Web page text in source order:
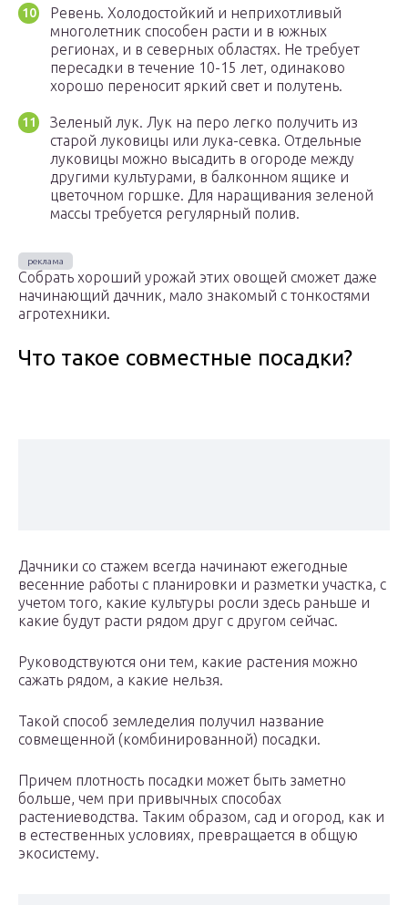
Ревень. Холодостойкий и неприхотливый
многолетник способен расти и в южных
регионах, и в северных областях. Не требует
пересадки в течение 10-15 лет, одинаково
хорошо переносит яркий свет и полутень.
Зеленый лук. Лук на перо легко получить из
старой луковицы или лука-севка. Отдельные
луковицы можно высадить в огороде между
другими культурами, в балконном ящике и
цветочном горшке. Для наращивания зеленой
массы требуется регулярный полив.
Собрать хороший урожай этих овощей сможет даже
начинающий дачник, мало знакомый с тонкостями
агротехники.
Что такое совместные посадки?
Дачники со стажем всегда начинают ежегодные
весенние работы с планировки и разметки участка, с
учетом того, какие культуры росли здесь раньше и
какие будут расти рядом друг с другом сейчас.
Руководствуются они тем, какие растения можно
сажать рядом, а какие нельзя.
Такой способ земледелия получил название
совмещенной (комбинированной) посадки.
Причем плотность посадки может быть заметно
больше, чем при привычных способах
растениеводства. Таким образом, сад и огород, как и
в естественных условиях, превращается в общую
экосистему.